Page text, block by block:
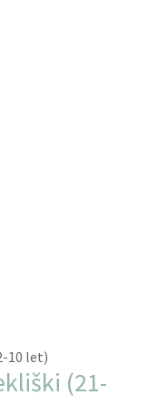
10 let)
(21-